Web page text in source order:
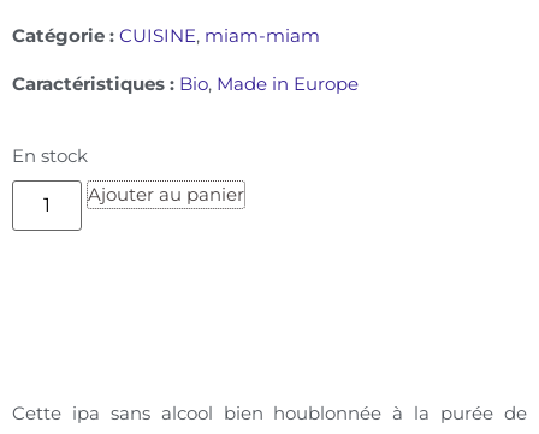
Catégorie : CUISINE, miam-miam
Caractéristiques : Bio, Made in Europe
En stock
Ajouter au panier
Cette ipa sans alcool bien houblonnée à la purée de